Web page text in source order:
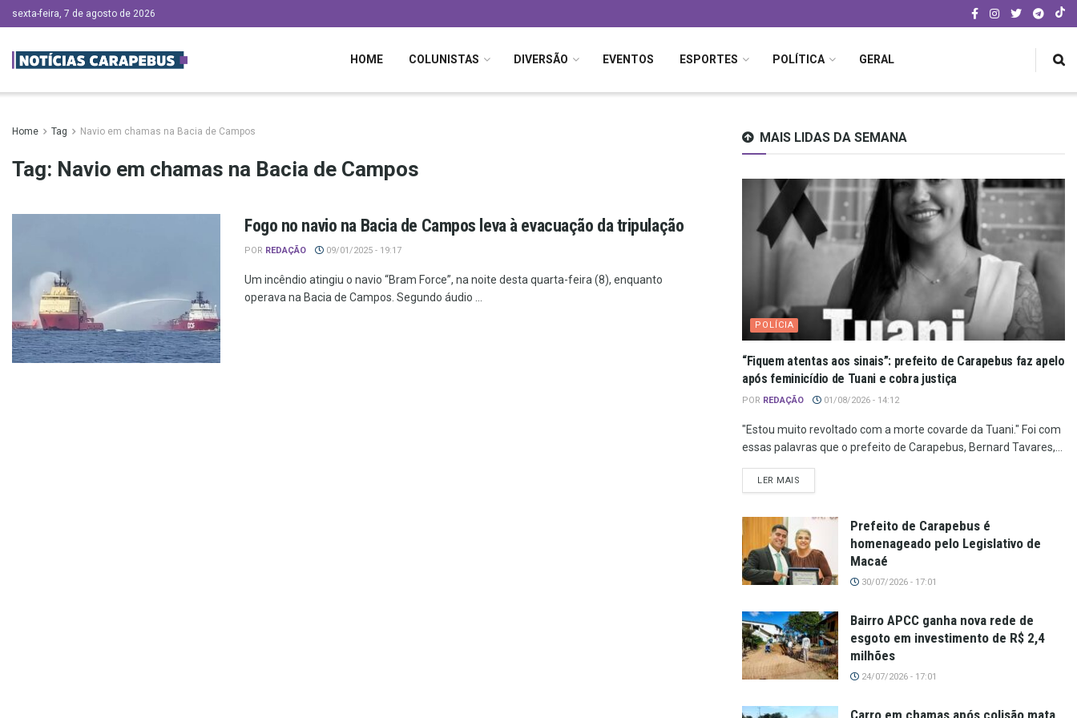
sexta-feira, 7 de agosto de 2026
HOME COLUNISTAS DIVERSÃO EVENTOS ESPORTES POLÍTICA GERAL
Home Tag Navio em chamas na Bacia de Campos
Tag: Navio em chamas na Bacia de Campos
Fogo no navio na Bacia de Campos leva à evacuação da tripulação
POR REDAÇÃO 09/01/2025 - 19:17
Um incêndio atingiu o navio “Bram Force”, na noite desta quarta-feira (8), enquanto
operava na Bacia de Campos. Segundo áudio ...
MAIS LIDAS DA SEMANA
POLÍCIA
“Fiquem atentas aos sinais”: prefeito de Carapebus faz apelo
após feminicídio de Tuani e cobra justiça
POR REDAÇÃO 01/08/2026 - 14:12
"Estou muito revoltado com a morte covarde da Tuani." Foi com
essas palavras que o prefeito de Carapebus, Bernard Tavares,...
LER MAIS
Prefeito de Carapebus é
homenageado pelo Legislativo de
Macaé
30/07/2026 - 17:01
Bairro APCC ganha nova rede de
esgoto em investimento de R$ 2,4
milhões
24/07/2026 - 17:01
Carro em chamas após colisão mata